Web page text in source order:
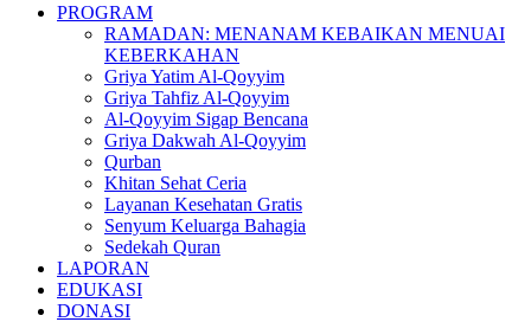
PROGRAM
RAMADAN: MENANAM KEBAIKAN MENUAI
KEBERKAHAN
Griya Yatim Al-Qoyyim
Griya Tahfiz Al-Qoyyim
Al-Qoyyim Sigap Bencana
Griya Dakwah Al-Qoyyim
Qurban
Khitan Sehat Ceria
Layanan Kesehatan Gratis
Senyum Keluarga Bahagia
Sedekah Quran
LAPORAN
EDUKASI
DONASI